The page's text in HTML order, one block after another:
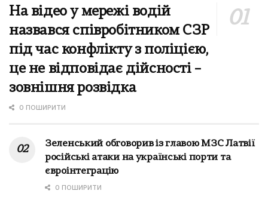
На відео у мережі водій
назвався співробітником СЗР
під час конфлікту з поліцією,
це не відповідає дійсності –
зовнішня розвідка
0 ПОШИРИТИ
Зеленський обговорив із главою МЗС Латвії
російські атаки на українські порти та
євроінтеграцію
0 ПОШИРИТИ